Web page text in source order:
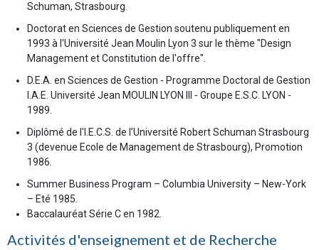
Schuman, Strasbourg.
Doctorat en Sciences de Gestion soutenu publiquement en
1993 à l'Université Jean Moulin Lyon 3 sur le thème "Design
Management et Constitution de l'offre".
D.E.A. en Sciences de Gestion - Programme Doctoral de Gestion
I.A.E. Université Jean MOULIN LYON III - Groupe E.S.C. LYON -
1989.
Diplômé de l'I.E.C.S. de l’Université Robert Schuman Strasbourg
3 (devenue Ecole de Management de Strasbourg), Promotion
1986.
Summer Business Program – Columbia University – New-York
– Eté 1985.
Baccalauréat Série C en 1982.
Activités d'enseignement et de Recherche